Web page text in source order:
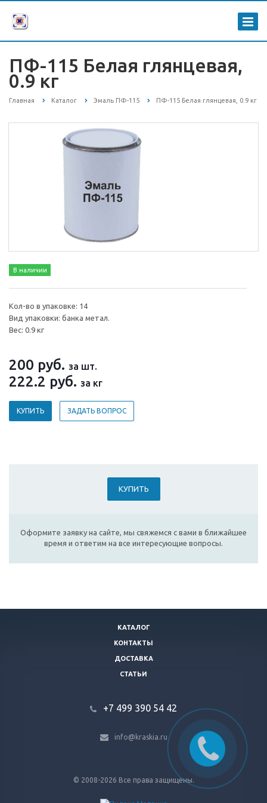
ПФ-115 Белая глянцевая,
0.9 кг
Главная Каталог Эмаль ПФ-115 ПФ-115 Белая глянцевая, 0.9 кг
В наличии
Кол-во в упаковке: 14
Вид упаковки: банка метал.
Вес: 0.9 кг
200 руб. за шт.
222.2 руб. за кг
КУПИТЬ ЗАДАТЬ ВОПРОС
КУПИТЬ
Оформите заявку на сайте, мы свяжемся с вами в ближайшее
время и ответим на все интересующие вопросы.
КАТАЛОГ
КОНТАКТЫ
ДОСТАВКА
СТАТЬИ
+7 499 390 54 42
info@kraskia.ru
© 2008-2026 Все права защищены.